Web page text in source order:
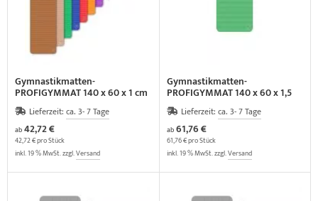
Gymnastikmatten-
PROFIGYMMAT 140 x 60 x 1 cm
Lieferzeit: ca. 3- 7 Tage
ab42,72 €
42,72 € pro Stück
inkl. 19 % MwSt. zzgl.Versand
Gymnastikmatten-
PROFIGYMMAT 140 x 60 x 1,5
cm Lieferzeit: ca. 3- 7 Tage
ab61,76 €
61,76 € pro Stück
inkl. 19 % MwSt. zzgl.Versand